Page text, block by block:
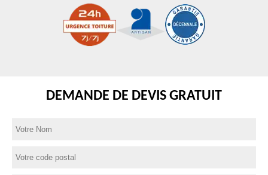
DEMANDE DE DEVIS GRATUIT